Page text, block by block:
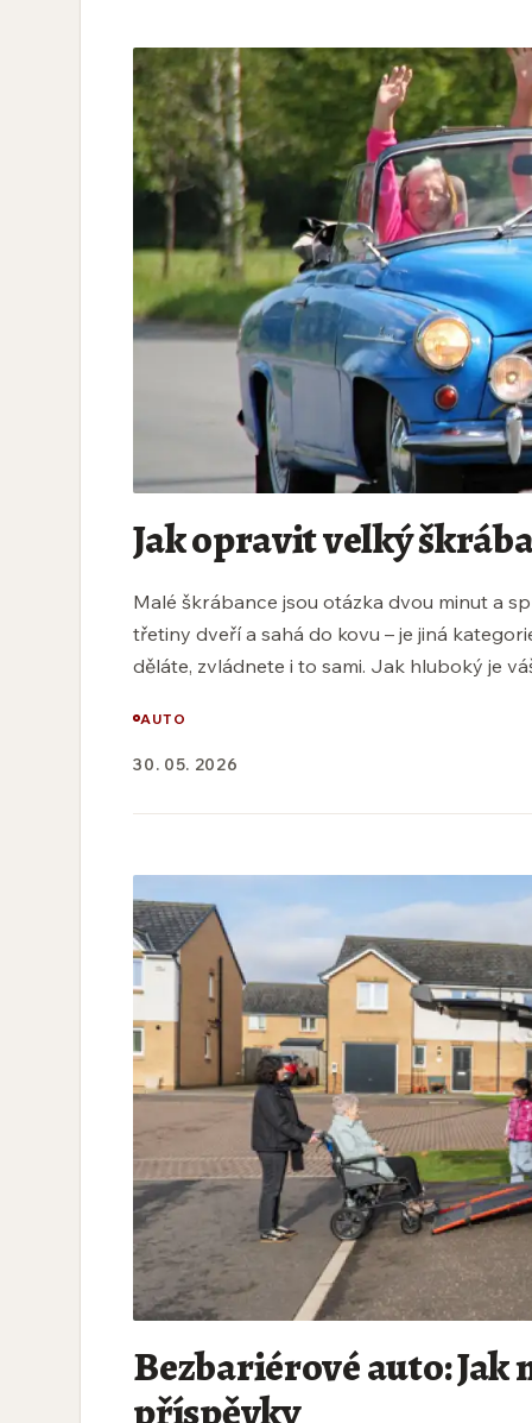
Jak opravit velký
Malé škrábance jsou otázka dvou minut a
třetiny dveří a sahá do kovu – je jiná
děláte, zvládnete i to sami. Jak hluboký je
AUTO
30. 05. 2026
Bezbariérové auto: